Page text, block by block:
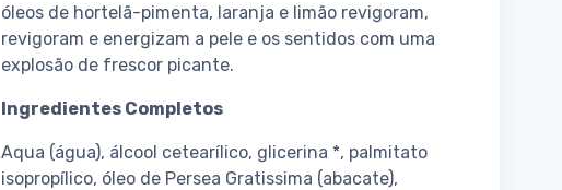
óleos de hortelã-pimenta, laranja e limão revigoram,
revigoram e energizam a pele e os sentidos com uma
explosão de frescor picante.
Ingredientes Completos
Aqua (água), álcool cetearílico, glicerina *, palmitato
isopropílico, óleo de Persea Gratissima (abacate),